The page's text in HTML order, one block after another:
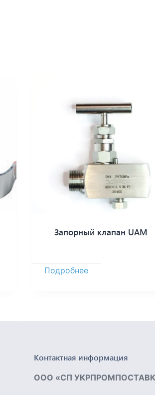
Запорный клапан UAM
Подробнее
Контактная информация
ООО «СП